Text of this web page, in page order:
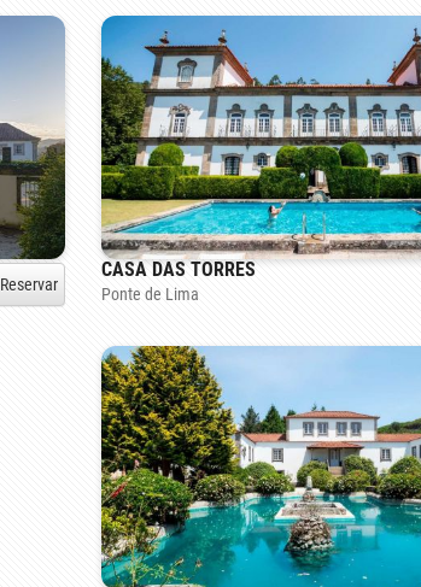
Reservar
CASA DAS TORRES
Ponte de Lima